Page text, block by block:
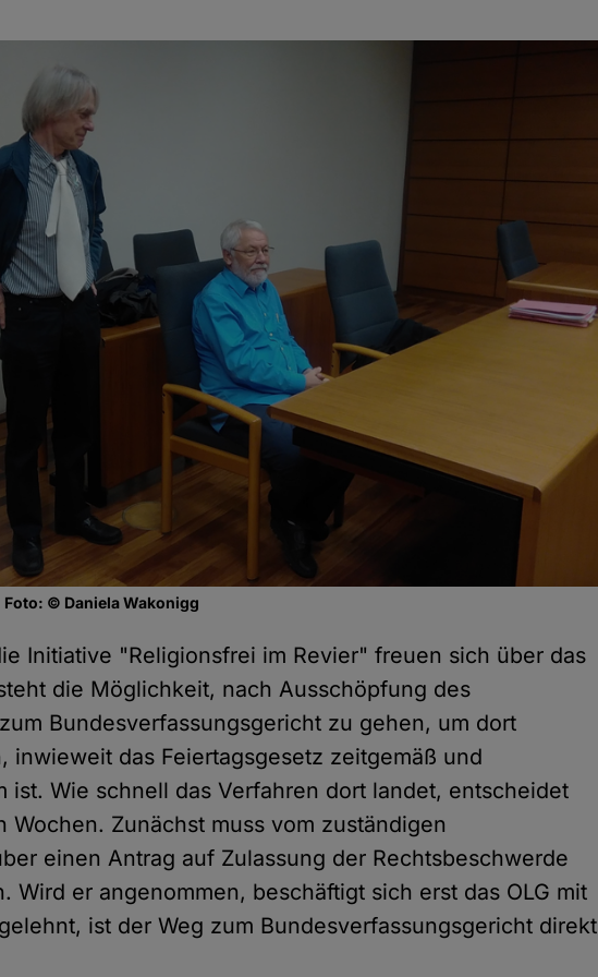
Foto: © Daniela Wakonigg
Initiative "Religionsfrei im Revier" freuen sich über das
die Möglichkeit, nach Ausschöpfung des
Bundesverfassungsgericht zu gehen, um dort
inwieweit das Feiertagsgesetz zeitgemäß und
ist. Wie schnell das Verfahren dort landet, entscheidet
Wochen. Zunächst muss vom zuständigen
einen Antrag auf Zulassung der Rechtsbeschwerde
Wird er angenommen, beschäftigt sich erst das OLG mit
ist der Weg zum Bundesverfassungsgericht direkt